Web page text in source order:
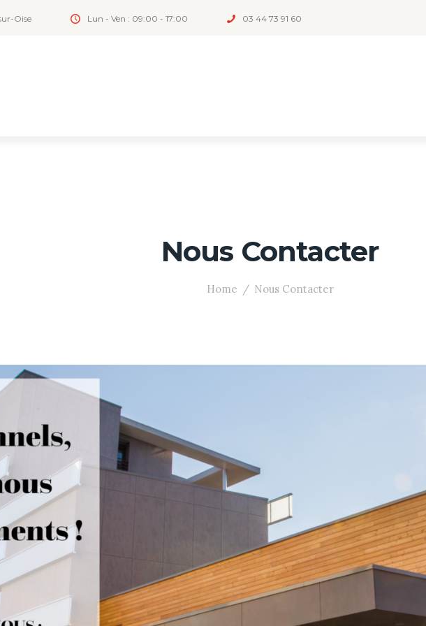
Oise Lun - Ven : 09:00 - 17:00 03 44 73 91 60
Nous Contacter
Home Nous Contacter